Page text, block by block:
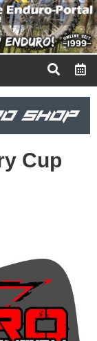
Cup